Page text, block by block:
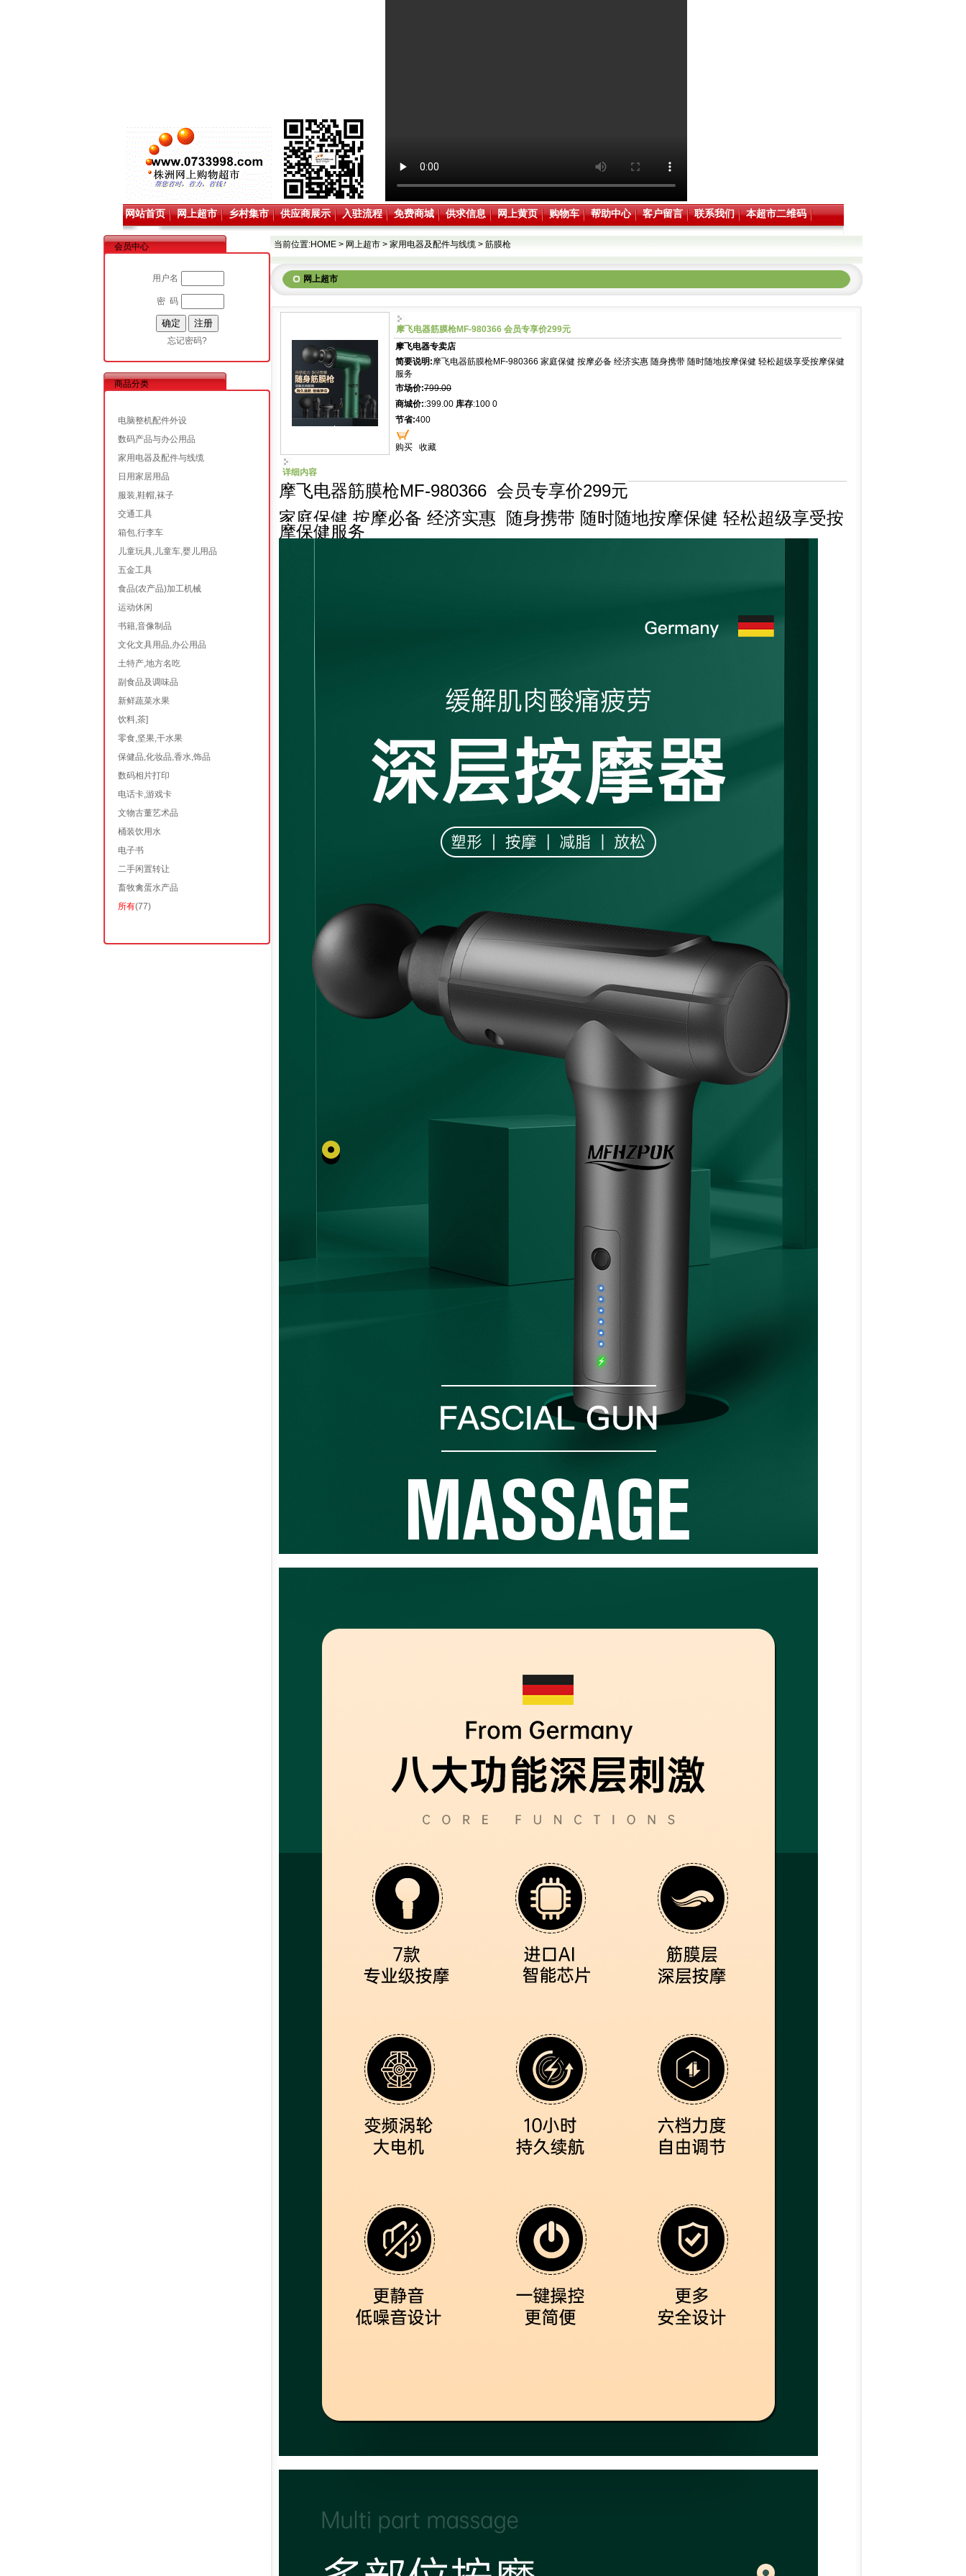
网站首页 网上超市 乡村集市 供应商展示 入驻流程 免费商城 供求信息 网上黄页 购物车 帮助中心 客户留言 联系我们 本超市二维码
会员中心
用户名
密 码
忘记密码?
商品分类
电脑整机配件外设
数码产品与办公用品
家用电器及配件与线缆
日用家居用品
服装,鞋帽,袜子
交通工具
箱包,行李车
儿童玩具,儿童车,婴儿用品
五金工具
食品(农产品)加工机械
运动休闲
书籍,音像制品
文化文具用品,办公用品
土特产,地方名吃
副食品及调味品
新鲜蔬菜水果
饮料,茶]
零食,坚果,干水果
保健品,化妆品,香水,饰品
数码相片打印
电话卡,游戏卡
文物古董艺术品
桶装饮用水
电子书
二手闲置转让
畜牧禽蛋水产品
所有(77)
当前位置:HOME > 网上超市 > 家用电器及配件与线缆 > 筋膜枪
网上超市
摩飞电器筋膜枪MF-980366 会员专享价299元
摩飞电器专卖店
简要说明:摩飞电器筋膜枪MF-980366 家庭保健 按摩必备 经济实惠 随身携带 随时随地按摩保健 轻松超级享受按摩保健
服务
市场价:799.00
商城价::399.00 库存:100 0
节省:400
购买 收藏
详细内容
摩飞电器筋膜枪MF-980366 会员专享价299元
家庭保健 按摩必备 经济实惠 随身携带 随时随地按摩保健 轻松超级享受按
摩保健服务